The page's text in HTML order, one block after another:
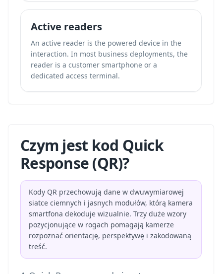
Active readers
An active reader is the powered device in the
interaction. In most business deployments, the
reader is a customer smartphone or a
dedicated access terminal.
Czym jest kod Quick
Response (QR)?
Kody QR przechowują dane w dwuwymiarowej
siatce ciemnych i jasnych modułów, którą kamera
smartfona dekoduje wizualnie. Trzy duże wzory
pozycjonujące w rogach pomagają kamerze
rozpoznać orientację, perspektywę i zakodowaną
treść.